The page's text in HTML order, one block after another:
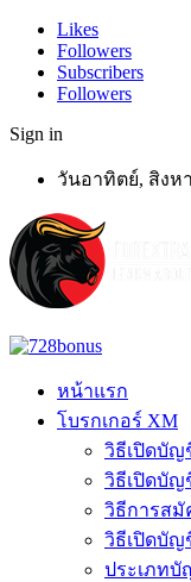
Likes
Followers
Subscribers
Followers
Sign in
วันอาทิตย์, สิงห
หน้าแรก
โบรกเกอร์ XM
วิธีเปิดบัญ
วิธีเปิดบัญ
วิธีการสมั
วิธีเปิดบัญ
ประเภทบั